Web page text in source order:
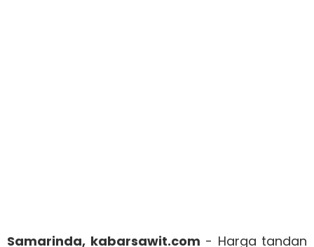
Samarinda, kabarsawit.com - Harga tandan